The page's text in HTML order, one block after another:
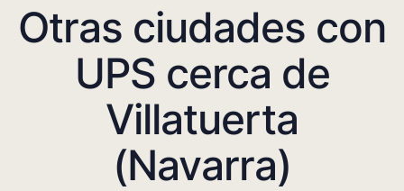
Otras ciudades con
UPS cerca de
Villatuerta
(Navarra)